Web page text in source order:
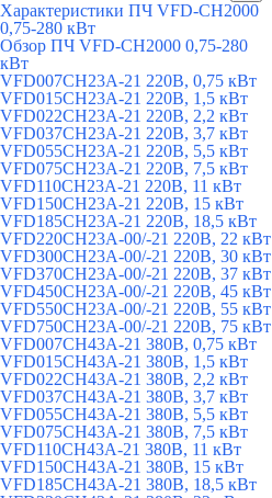
Характеристики ПЧ VFD-CH2000
0,75-280 кВт
Обзор ПЧ VFD-CH2000 0,75-280
кВт
VFD007CH23A-21 220В, 0,75 кВт
VFD015CH23A-21 220В, 1,5 кВт
VFD022CH23A-21 220В, 2,2 кВт
VFD037CH23A-21 220В, 3,7 кВт
VFD055CH23A-21 220В, 5,5 кВт
VFD075CH23A-21 220В, 7,5 кВт
VFD110CH23A-21 220В, 11 кВт
VFD150CH23A-21 220В, 15 кВт
VFD185CH23A-21 220В, 18,5 кВт
VFD220CH23A-00/-21 220В, 22 кВт
VFD300CH23A-00/-21 220В, 30 кВт
VFD370CH23A-00/-21 220В, 37 кВт
VFD450CH23A-00/-21 220В, 45 кВт
VFD550CH23A-00/-21 220В, 55 кВт
VFD750CH23A-00/-21 220В, 75 кВт
VFD007CH43A-21 380В, 0,75 кВт
VFD015CH43A-21 380В, 1,5 кВт
VFD022CH43A-21 380В, 2,2 кВт
VFD037CH43A-21 380В, 3,7 кВт
VFD055CH43A-21 380В, 5,5 кВт
VFD075CH43A-21 380В, 7,5 кВт
VFD110CH43A-21 380В, 11 кВт
VFD150CH43A-21 380В, 15 кВт
VFD185CH43A-21 380В, 18,5 кВт